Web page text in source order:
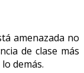
amenazada no
de clase más
demás.